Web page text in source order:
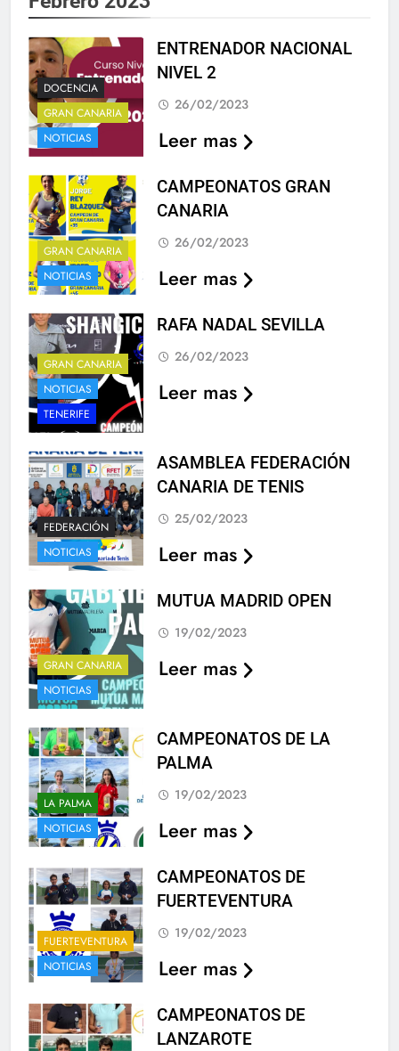
DOCENCIA
GRAN CANARIA
NOTICIAS
ENTRENADOR NACIONAL
NIVEL 2
26/02/2023
Leer mas
GRAN CANARIA
NOTICIAS
CAMPEONATOS GRAN
CANARIA
26/02/2023
Leer mas
GRAN CANARIA
NOTICIAS
TENERIFE
RAFA NADAL SEVILLA
26/02/2023
Leer mas
FEDERACIÓN
NOTICIAS
ASAMBLEA FEDERACIÓN
CANARIA DE TENIS
25/02/2023
Leer mas
GRAN CANARIA
NOTICIAS
MUTUA MADRID OPEN
19/02/2023
Leer mas
LA PALMA
NOTICIAS
CAMPEONATOS DE LA
PALMA
19/02/2023
Leer mas
FUERTEVENTURA
NOTICIAS
CAMPEONATOS DE
FUERTEVENTURA
19/02/2023
Leer mas
CAMPEONATOS DE
LANZAROTE